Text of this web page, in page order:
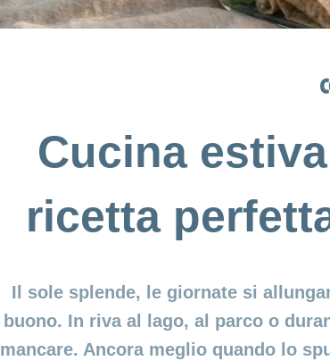
Cucina
ricetta
Il sole splende, le giornate si
buono. In riva al lago, al parco o
mancare. Ancora meglio quando lo